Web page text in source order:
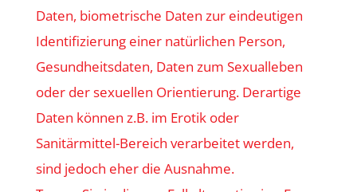
Daten, biometrische Daten zur eindeutigen
Identifizierung einer natürlichen Person,
Gesundheitsdaten, Daten zum Sexualleben
oder der sexuellen Orientierung. Derartige
Daten können z.B. im Erotik oder
Sanitärmittel-Bereich verarbeitet werden,
sind jedoch eher die Ausnahme.